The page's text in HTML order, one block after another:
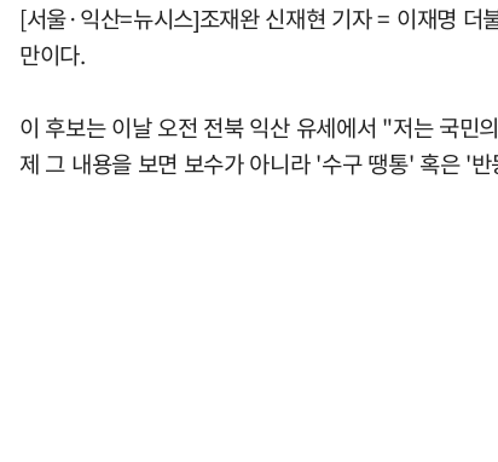
[서울·익산=뉴시스]조재완 신재현 기자 = 이재명
만이다.
이 후보는 이날 오전 전북 익산 유세에서 "저는 국민
제 그 내용을 보면 보수가 아니라 '수구 땡통' 혹은 '